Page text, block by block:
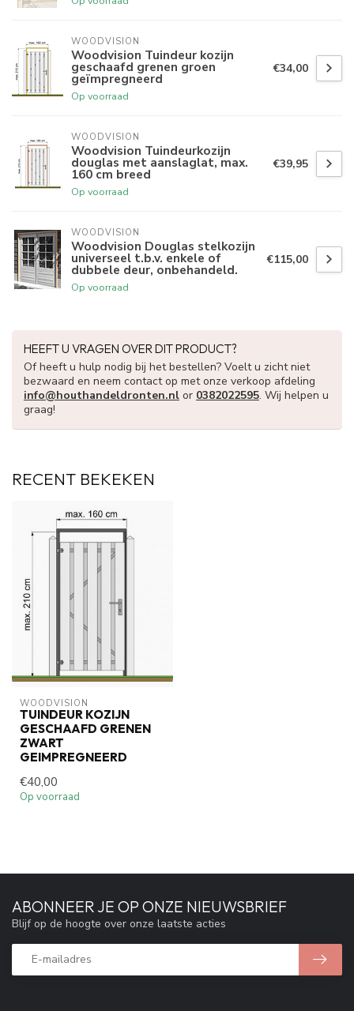
WOODVISION
Woodvision Tuindeur kozijn
geschaafd grenen groen
geïmpregneerd
Op voorraad
€34,00
WOODVISION
Woodvision Tuindeurkozijn
douglas met aanslaglat, max.
160 cm breed
Op voorraad
€39,95
WOODVISION
Woodvision Douglas stelkozijn
universeel t.b.v. enkele of
dubbele deur, onbehandeld.
Op voorraad
€115,00
HEEFT U VRAGEN OVER DIT PRODUCT?
Of heeft u hulp nodig bij het bestellen? Voelt u zicht niet
bezwaard en neem contact op met onze verkoop afdeling
info@houthandeldronten.nl or 0382022595. Wij helpen u
graag!
RECENT BEKEKEN
WOODVISION
TUINDEUR KOZIJN
GESCHAAFD GRENEN
ZWART
GEIMPREGNEERD
€40,00
Op voorraad
ABONNEER JE OP ONZE NIEUWSBRIEF
Blijf op de hoogte over onze laatste acties